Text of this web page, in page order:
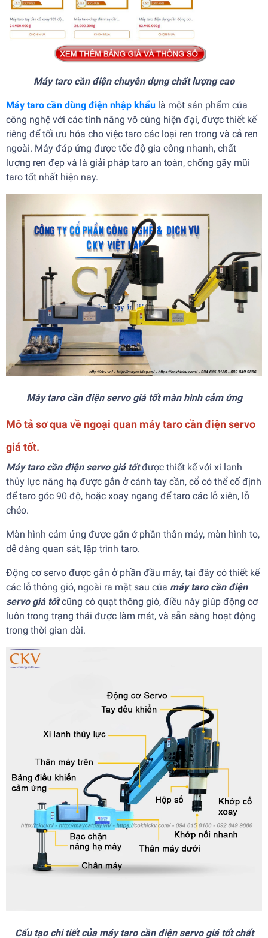
Máy taro cần điện chuyên dụng chất lượng cao
Máy taro cần dùng điện nhập khẩu là một sản phẩm của
công nghệ với các tính năng vô cùng hiện đại, được thiết kế
riêng để tối ưu hóa cho việc taro các loại ren trong và cả ren
ngoài. Máy đáp ứng được tốc độ gia công nhanh, chất
lượng ren đẹp và là giải pháp taro an toàn, chống gãy mũi
taro tốt nhất hiện nay.
Máy taro cần điện servo giá tốt màn hình cảm ứng
Mô tả sơ qua về ngoại quan máy taro cần điện servo
giá tốt.
Máy taro cần điện servo giá tốtđược thiết kế với xi lanh
thủy lực nâng hạ được gắn ở cánh tay cần, cổ có thể cố định
để taro góc 90 độ, hoặc xoay ngang để taro các lỗ xiên, lỗ
chéo.
Màn hình cảm ứng được gắn ở phần thân máy, màn hình to,
dễ dàng quan sát, lập trình taro.
Động cơ servo được gắn ở phần đầu máy, tại đây có thiết kế
các lỗ thông gió, ngoài ra mặt sau của máy taro cần điện
servo giá tốtcũng có quạt thông gió, điều này giúp động cơ
luôn trong trạng thái được làm mát, và sẵn sàng hoạt động
trong thời gian dài.
Cấu tạo chi tiết của máy taro cần điện servo giá tốt chất